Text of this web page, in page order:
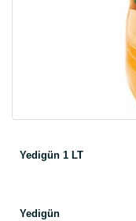
Yedigün 1 LT
Yedigün